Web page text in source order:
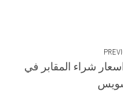
اسعار شراء المقابر في